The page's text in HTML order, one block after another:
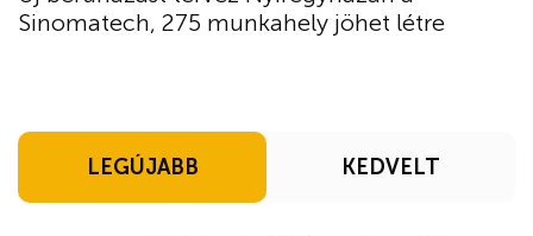
Sinomatech, 275 munkahely jöhet létre
LEGÚJABB KEDVELT